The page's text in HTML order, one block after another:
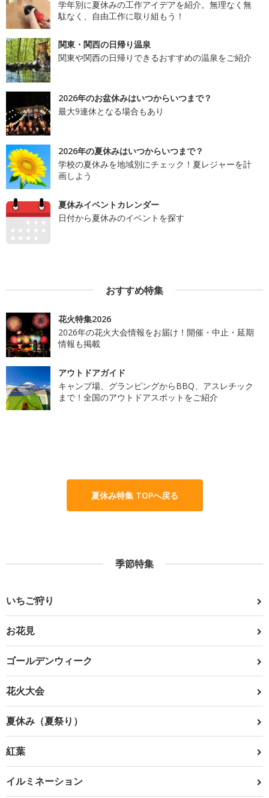
学年別に夏休みの工作アイデアを紹介。無理なく無
駄なく、自由工作に取り組もう！
関東・関西の日帰り温泉
関東や関西の日帰りできるおすすめの温泉をご紹介
2026年のお盆休みはいつからいつまで？
最大9連休となる場合もあり
2026年の夏休みはいつからいつまで？
学校の夏休みを地域別にチェック！夏レジャーを計
画しよう
夏休みイベントカレンダー
日付から夏休みのイベントを探す
おすすめ特集
花火特集2026
2026年の花火大会情報をお届け！開催・中止・延期
情報も掲載
アウトドアガイド
キャンプ場、グランピングからBBQ、アスレチック
まで！全国のアウトドアスポットをご紹介
夏休み特集 TOPへ戻る
季節特集
いちご狩り
お花見
ゴールデンウィーク
花火大会
夏休み（夏祭り）
紅葉
イルミネーション